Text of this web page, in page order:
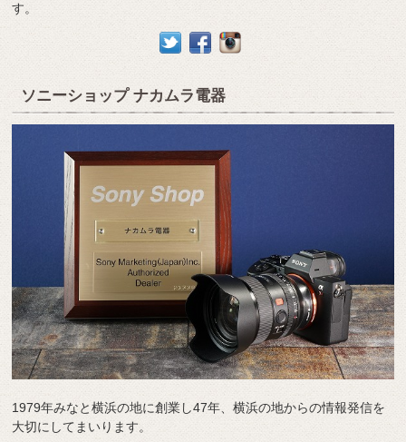
す。
ソニーショップ ナカムラ電器
1979年みなと横浜の地に創業し47年、横浜の地からの情報発信を
大切にしてまいります。